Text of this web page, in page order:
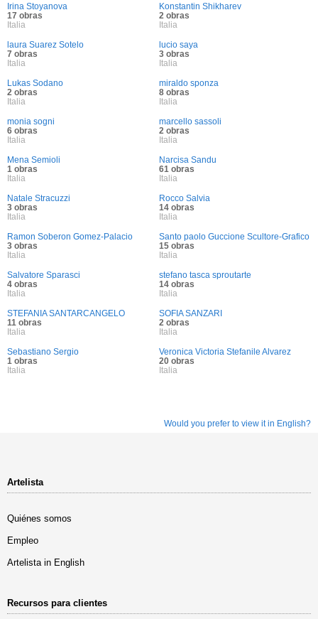
Irina Stoyanova
17 obras
Italia
Konstantin Shikharev
2 obras
Italia
laura Suarez Sotelo
7 obras
Italia
lucio saya
3 obras
Italia
Lukas Sodano
2 obras
Italia
miraldo sponza
8 obras
Italia
monia sogni
6 obras
Italia
marcello sassoli
2 obras
Italia
Mena Semioli
1 obras
Italia
Narcisa Sandu
61 obras
Italia
Natale Stracuzzi
3 obras
Italia
Rocco Salvia
14 obras
Italia
Ramon Soberon Gomez-Palacio
3 obras
Italia
Santo paolo Guccione Scultore-Grafico
15 obras
Italia
Salvatore Sparasci
4 obras
Italia
stefano tasca sproutarte
14 obras
Italia
STEFANIA SANTARCANGELO
11 obras
Italia
SOFIA SANZARI
2 obras
Italia
Sebastiano Sergio
1 obras
Italia
Veronica Victoria Stefanile Alvarez
20 obras
Italia
Would you prefer to view it in English?
Artelista
Quiénes somos
Empleo
Artelista in English
Recursos para clientes